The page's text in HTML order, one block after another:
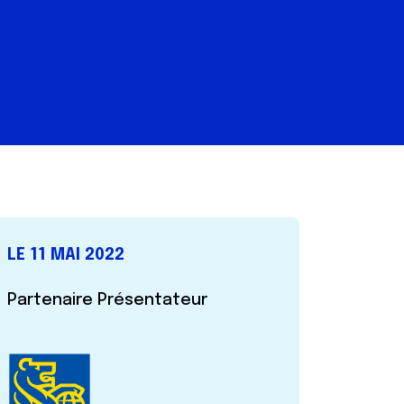
LE 11 MAI 2022
Partenaire Présentateur